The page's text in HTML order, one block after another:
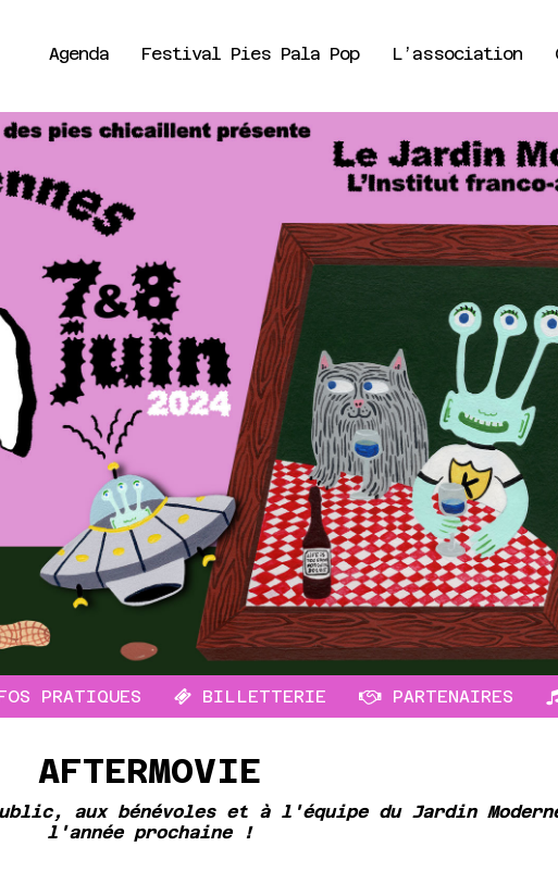
Agenda Festival Pies Pala Pop L’association
PRATIQUES BILLETTERIE PARTENAIRES
AFTERMOVIE
aux bénévoles et à l'équipe du Jardin
l'année prochaine !